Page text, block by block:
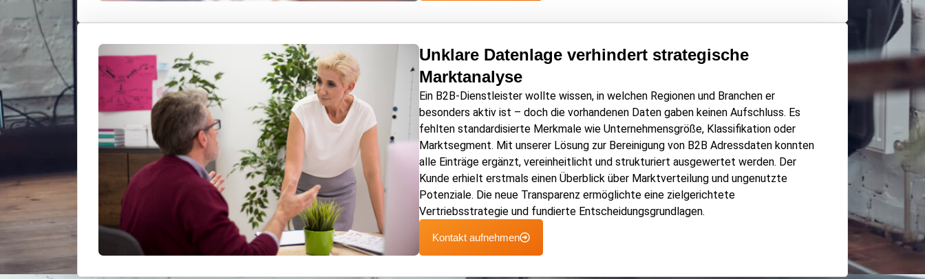
Unklare Datenlage verhindert strategische
Marktanalyse
Ein B2B-Dienstleister wollte wissen, in welchen Regionen und Branchen er
besonders aktiv ist – doch die vorhandenen Daten gaben keinen Aufschluss. Es
fehlten standardisierte Merkmale wie Unternehmensgröße, Klassifikation oder
Marktsegment. Mit unserer Lösung zur Bereinigung von B2B Adressdaten konnten
alle Einträge ergänzt, vereinheitlicht und strukturiert ausgewertet werden. Der
Kunde erhielt erstmals einen Überblick über Marktverteilung und ungenutzte
Potenziale. Die neue Transparenz ermöglichte eine zielgerichtete
Vertriebsstrategie und fundierte Entscheidungsgrundlagen.
Kontakt aufnehmen